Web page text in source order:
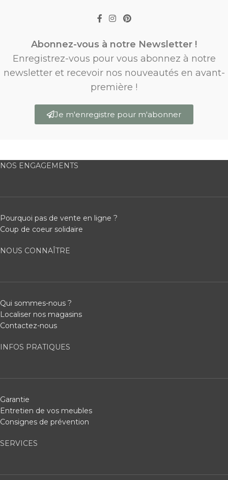
Abonnez-vous à notre Newsletter !
Enregistrez-vous pour vous abonnez à notre
newsletter et recevoir nos nouveautés en avant-
première !
Je m'enregistre pour m'abonner
NOS ENGAGEMENTS
Pourquoi pas de vente en ligne ?
Coup de coeur solidaire
NOUS CONNAÎTRE
Qui sommes-nous ?
Localiser nos magasins
Contactez-nous
INFOS PRATIQUES
Garantie
Entretien de vos meubles
Consignes de prévention
SERVICES